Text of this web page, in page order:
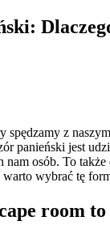
z
panieński jest
osób. To
wybrać tę
room